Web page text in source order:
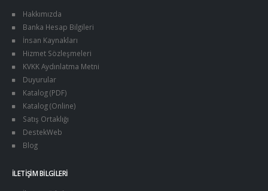
Hakkımızda
Banka Hesap Bilgileri
İnsan Kaynakları
Hizmet Sözleşmeleri
KVKK Aydınlatma Metni
Duyurular
Katalog (PDF)
Katalog (Online)
Satış Ortaklığı
DestekWeb
Blog
İLETIŞIM BILGILERI